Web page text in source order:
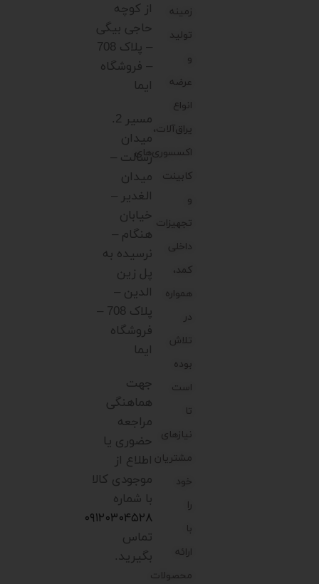
زمینه
تولید
و
عرضه
انواع
یراق‌آلات،
اکسسوری‌های
کابینت
و
تجهیزات
داخلی
کمد،
همواره
در
تلاش
بوده
است
تا
نیازهای
مشتریان
خود
را
با
ارائه
محصولات
از کوچه
حاجی بیگی
– پلاک 708
– فروشگاه
ایما
مسیر 2.
میدان
رسالت –
میدان
الغدیر –
خیابان
هنگام –
نرسیده به
پل زین
الدین –
پلاک 708 –
فروشگاه
ایما
جهت
هماهنگی
مراجعه
حضوری یا
اطلاع از
موجودی کالا
با شماره
۰۹۱۲۰۳۰۴۵۲۸
تماس
بگیرید.